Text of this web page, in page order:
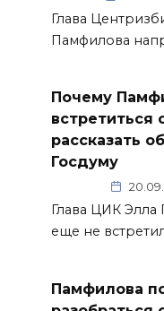
Глава
Памфилова
Почему
встретиться
рассказать
Госдуму
Глава ЦИК Элла
еще не
Памфилова